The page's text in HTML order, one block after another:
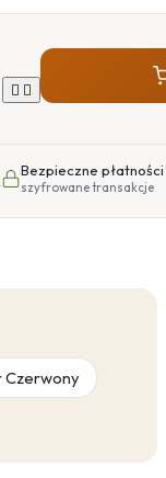
 
Bezpieczne płatności
szyfrowane transakcje
Czerwony